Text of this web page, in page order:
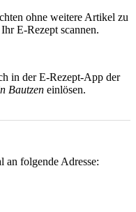
ohne weitere Artikel zu
E-Rezept scannen.
in der E-Rezept-App der
Bautzen einlösen.
an folgende Adresse: